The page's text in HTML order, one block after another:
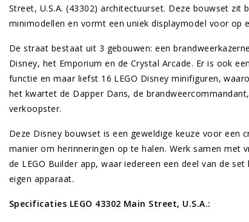
Street, U.S.A. (43302) architectuurset. Deze bouwset
minimodellen en vormt een uniek displaymodel voor op
De straat bestaat uit 3 gebouwen: een
Disney, het Emporium en de Crystal Arcade. Er is ook
functie en maar liefst 16 LEGO Disney minifiguren,
het kwartet de Dapper Dans, de
verkoopster.
Deze Disney bouwset is een geweldige keuze voor
manier om herinneringen op te halen. Werk samen met
de LEGO Builder app, waar iedereen een deel van de
eigen apparaat.
Specificaties LEGO 43302 Main Street, U.S.A.: